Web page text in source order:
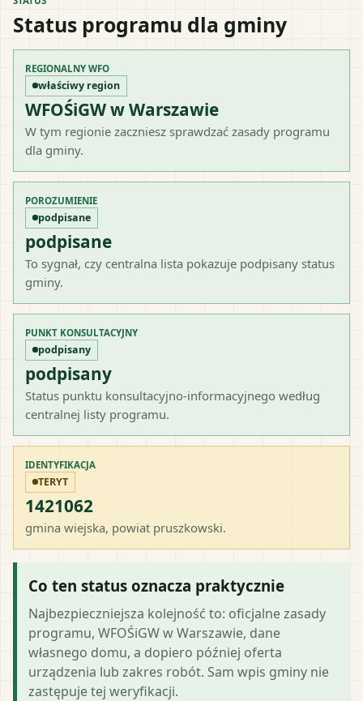
Status programu dla gminy
REGIONALNY WFO
właściwy region
WFOŚiGW w Warszawie
W tym regionie zaczniesz sprawdzać zasady programu
dla gminy.
POROZUMIENIE
podpisane
podpisane
To sygnał, czy centralna lista pokazuje podpisany status
gminy.
PUNKT KONSULTACYJNY
podpisany
podpisany
Status punktu konsultacyjno-informacyjnego według
centralnej listy programu.
IDENTYFIKACJA
TERYT
1421062
gmina wiejska, powiat pruszkowski.
Co ten status oznacza praktycznie
Najbezpieczniejsza kolejność to: oficjalne zasady
programu, WFOŚiGW w Warszawie, dane
własnego domu, a dopiero później oferta
urządzenia lub zakres robót. Sam wpis gminy nie
zastępuje tej weryfikacji.